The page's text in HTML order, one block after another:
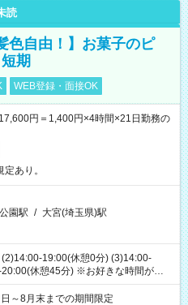
読
色自由！】お菓子のピ
期
WEB登録・面接OK
円＝1,400円×4時間×21日勤務の
あり。
園駅 / 大宮(埼玉県)駅
19:00(休憩0分) (3)14:00-
休憩45分) ※お好きな時間が選べ
～8月末までの期間限定